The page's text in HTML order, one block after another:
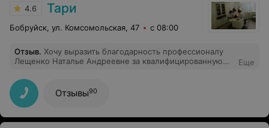
4.6 Тари
Бобруйск, ул. Комсомольская, 47 с 08:00
Отзыв. Хочу выразить благодарность профессионалу
Лещенко Наталье Андреевне за квалифицированную
Еще
Отзывы90